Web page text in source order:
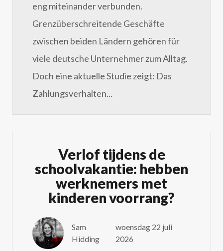
eng miteinander verbunden.
Grenzüberschreitende Geschäfte
zwischen beiden Ländern gehören für
viele deutsche Unternehmer zum Alltag.
Doch eine aktuelle Studie zeigt: Das
Zahlungsverhalten...
Verlof tijdens de
schoolvakantie: hebben
werknemers met
kinderen voorrang?
Sam
Hidding
woensdag 22 juli
2026